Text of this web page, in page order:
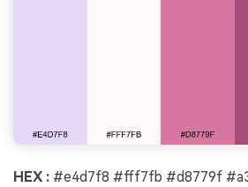
HEX : #e4d7f8 #fff7fb #d8779f